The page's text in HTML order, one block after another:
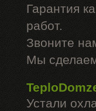
Гарантия
работ.
Звоните
Мы
Устали